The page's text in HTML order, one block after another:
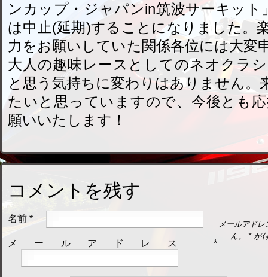
ンカップ・ジャパンin筑波サーキッ
は中止(延期)することになりました。
力をお願いしていた関係各位には大変
大人の趣味レースとしてのネオクラ
と思う気持ちに変わりはありません。
たいと思っていますので、今後とも
願いいたします！
コメントを残す
メールアド
ん。 *が
名前 *
メールアドレス *